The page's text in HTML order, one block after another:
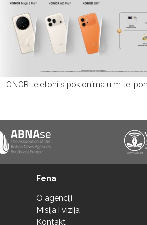
HONOR telefoni s poklonima u m:tel
Fena
O agenciji
Misija i vizija
Kontakt